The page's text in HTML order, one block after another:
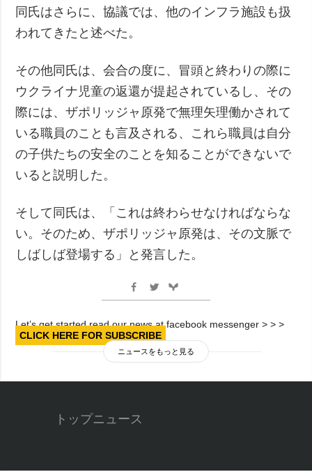
同氏はさらに、協議では、他のインフラ施設も扱
われてきたと述べた。
その他同氏は、会合の度に、冒頭と終わりの際に
ウクライナ児童の返還が提起されているし、その
際には、ザポリッジャ原発で無理矢理働かされて
いる職員のことも言及される、これら職員は自分
の子供たちの安全のことを知ることができないで
いると説明した。
そして同氏は、「これは終わらせなければならな
い。そのため、ザポリッジャ原発は、その文脈で
しばしば登場する」と発言した。
Let’s get started read our news at facebook messenger > > >
CLICK HERE FOR SUBSCRIBE
ニュースをもっと見る
トップニュース